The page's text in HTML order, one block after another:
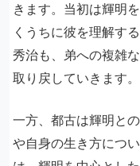
きます。当初は輝明
くうちに彼を理解す
秀治も、弟への複雑
取り戻していきます。
一方、都古は輝明と
や自身の生き方につ